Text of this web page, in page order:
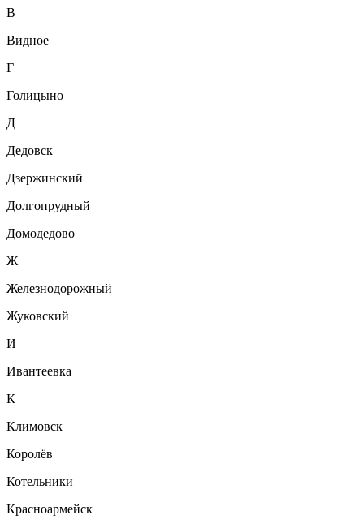
В
Видное
Г
Голицыно
Д
Дедовск
Дзержинский
Долгопрудный
Домодедово
Ж
Железнодорожный
Жуковский
И
Ивантеевка
К
Климовск
Королёв
Котельники
Красноармейск